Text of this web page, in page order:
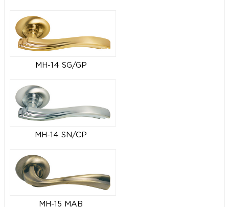
MH-14 SG/GP
MH-14 SN/CP
MH-15 MAB